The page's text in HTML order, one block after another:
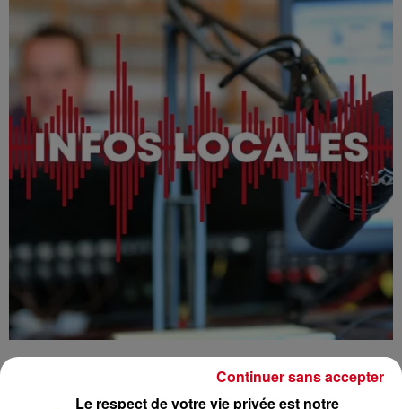
Le respect de votre vie privée est notre
Continuer sans accepter